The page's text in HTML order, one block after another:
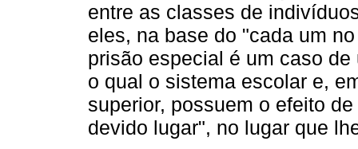
entre as classes de
eles, na base do "cada um
prisão especial é um caso
o qual o sistema escolar e,
superior, possuem o efeito
devido lugar", no lugar que